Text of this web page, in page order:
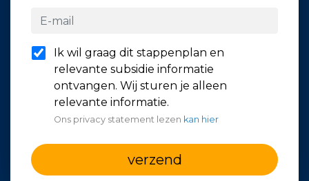
Ik wil graag dit stappenplan en
relevante subsidie informatie
ontvangen. Wij sturen je alleen
relevante informatie.
Ons privacy statement lezen kan hier
verzend